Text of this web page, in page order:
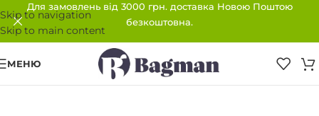
Skip to navigation
Skip to main content
Для замовлень від 3000 грн. доставка Новою Поштою
безкоштовна.
МЕНЮ